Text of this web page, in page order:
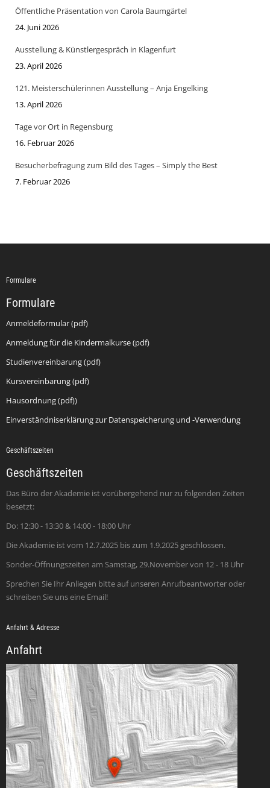
Öffentliche Präsentation von Carola Baumgärtel
24. Juni 2026
Ausstellung & Künstlergespräch in Klagenfurt
23. April 2026
121. Meisterschülerinnen Ausstellung – Anja Engelking
13. April 2026
Tage vor Ort in Regensburg
16. Februar 2026
Besucherbefragung zum Bild des Tages – Simply the Best
7. Februar 2026
Formulare
Formulare
Anmeldeformular (pdf)
Anmeldung für die Kindermalkurse (pdf)
Studienvereinbarung (pdf)
Kursvereinbarung (pdf)
Hausordnung (pdf))
Einverständniserklärung zur Datenspeicherung und -Verwendung
Geschäftszeiten
Geschäftszeiten
Das Büro der Akademie ist vorübergehend nur zu folgenden Zeiten
besetzt:
Do: 12:30 - 13:30 & 14:00 - 18:00 Uhr
Die Akademie ist vom 12.7.2025 bis zum 1.9.2025 geschlossen.
Sonder-Öffnungszeiten am Samstag, 29.November von 12 - 18 Uhr
Sprechen Sie Ihr Anliegen bitte auf unseren Anrufbeantworter oder
schreiben Sie uns eine Email!
Anfahrt & Adresse
Anfahrt